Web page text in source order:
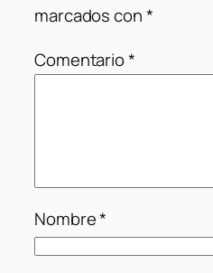
marcados con*
Comentario*
Nombre*